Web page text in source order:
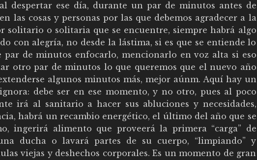
despertar ese día, durante un par de minutos antes de
las cosas y personas por las que debemos agradecer a la
solitario o solitaria que se encuentre, siempre habrá algo
con alegría, no desde la lástima, si es que se entiende lo
par de minutos enfocarlo, mencionarlo en voz alta si eso
otro par de minutos lo que queremos que el nuevo año
algunos minutos más, mejor aúnm. Aquí hay un
debe ser en ese momento, y no otro, pues al poco
irá al sanitario a hacer sus abluciones y necesidades,
habrá un recambio energético, el último del año que se
ingerirá alimento que proveerá la primera “carga” de
ducha o lavará partes de su cuerpo, “limpiando” y
viejas y deshechos corporales. Es un momento de gran